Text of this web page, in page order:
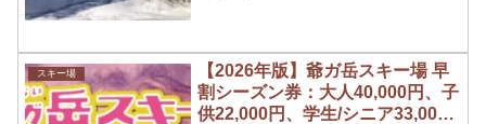
スキー場
【2026年版】爺ガ岳スキー場 早
割シーズン券：大人40,000円、子
供22,000円、学生/シニア33,000